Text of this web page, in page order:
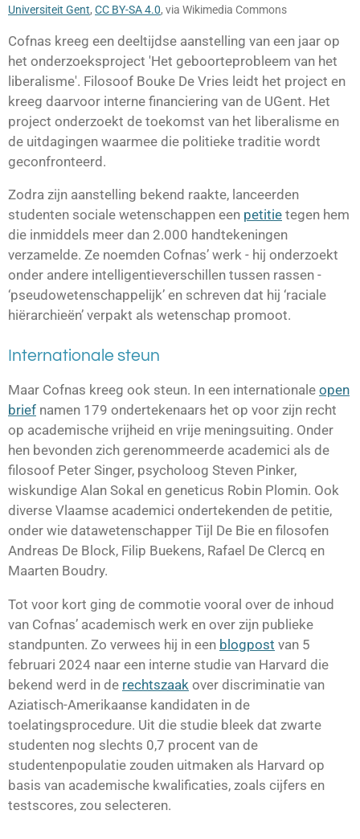
Universiteit Gent, CC BY-SA 4.0, via Wikimedia Commons
Cofnas kreeg een deeltijdse aanstelling van een jaar op
het onderzoeksproject 'Het geboorteprobleem van het
liberalisme'. Filosoof Bouke De Vries leidt het project en
kreeg daarvoor interne financiering van de UGent. Het
project onderzoekt de toekomst van het liberalisme en
de uitdagingen waarmee die politieke traditie wordt
geconfronteerd.
Zodra zijn aanstelling bekend raakte, lanceerden
studenten sociale wetenschappen een petitie tegen hem
die inmiddels meer dan 2.000 handtekeningen
verzamelde. Ze noemden Cofnas’ werk - hij onderzoekt
onder andere intelligentieverschillen tussen rassen -
‘pseudowetenschappelijk’ en schreven dat hij ‘raciale
hiërarchieën’ verpakt als wetenschap promoot.
Internationale steun
Maar Cofnas kreeg ook steun. In een internationale open
brief namen 179 ondertekenaars het op voor zijn recht
op academische vrijheid en vrije meningsuiting. Onder
hen bevonden zich gerenommeerde academici als de
filosoof Peter Singer, psycholoog Steven Pinker,
wiskundige Alan Sokal en geneticus Robin Plomin. Ook
diverse Vlaamse academici ondertekenden de petitie,
onder wie datawetenschapper Tijl De Bie en filosofen
Andreas De Block, Filip Buekens, Rafael De Clercq en
Maarten Boudry.
Tot voor kort ging de commotie vooral over de inhoud
van Cofnas’ academisch werk en over zijn publieke
standpunten. Zo verwees hij in een blogpost van 5
februari 2024 naar een interne studie van Harvard die
bekend werd in de rechtszaak over discriminatie van
Aziatisch-Amerikaanse kandidaten in de
toelatingsprocedure. Uit die studie bleek dat zwarte
studenten nog slechts 0,7 procent van de
studentenpopulatie zouden uitmaken als Harvard op
basis van academische kwalificaties, zoals cijfers en
testscores, zou selecteren.